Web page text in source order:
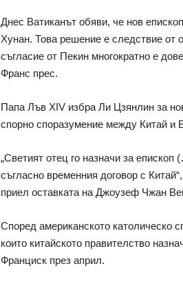
Днес Ватиканът обяви, че нов
Хунан. Това решение е следствие от
съгласие от Пекин многократно е
Франс прес.
Папа Лъв XIV избра Ли Цзянлин за
спорно споразумение между Китай и
„Светият отец го назначи за
съгласно временния договор с
приел оставката на Джоузеф Чжан
Според американското католическо
които китайското правителство
Франциск през април.